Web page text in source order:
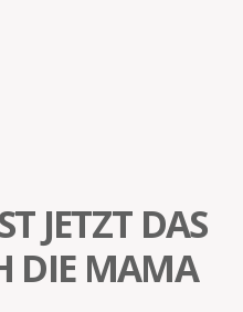
JETZT DAS
DIE MAMA